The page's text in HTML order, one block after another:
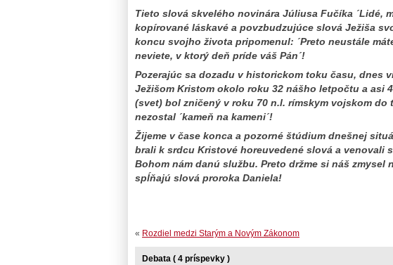
Tieto slová skvelého novinára Júliusa Fučíka ´Lidé,
kopírované láskavé a povzbudzujúce slová Ježiša
koncu svojho života pripomenul: ´Preto neustále
neviete, v ktorý deň príde váš Pán´!
Pozerajúc sa dozadu v historickom toku času, dnes
Ježišom Kristom okolo roku 32 nášho letpočtu a asi
(svet) bol zničený v roku 70 n.l. rímskym vojskom do
nezostal ´kameň na kameni´!
Žijeme v čase konca a pozorné štúdium dnešnej
brali k srdcu Kristové horeuvedené slová a
Bohom nám danú službu. Preto držme si náš zmysel
spĺňajú slová proroka Daniela!
« Rozdiel medzi Starým a Novým Zákonom
Debata ( 4 príspevky )